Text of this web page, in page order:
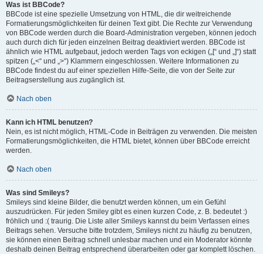
Was ist BBCode?
BBCode ist eine spezielle Umsetzung von HTML, die dir weitreichende
Formatierungsmöglichkeiten für deinen Text gibt. Die Rechte zur Verwendung
von BBCode werden durch die Board-Administration vergeben, können jedoch
auch durch dich für jeden einzelnen Beitrag deaktiviert werden. BBCode ist
ähnlich wie HTML aufgebaut, jedoch werden Tags von eckigen („[“ und „]“) statt
spitzen („<“ und „>“) Klammern eingeschlossen. Weitere Informationen zu
BBCode findest du auf einer speziellen Hilfe-Seite, die von der Seite zur
Beitragserstellung aus zugänglich ist.
Nach oben
Kann ich HTML benutzen?
Nein, es ist nicht möglich, HTML-Code in Beiträgen zu verwenden. Die meisten
Formatierungsmöglichkeiten, die HTML bietet, können über BBCode erreicht
werden.
Nach oben
Was sind Smileys?
Smileys sind kleine Bilder, die benutzt werden können, um ein Gefühl
auszudrücken. Für jeden Smiley gibt es einen kurzen Code, z. B. bedeutet :)
fröhlich und :( traurig. Die Liste aller Smileys kannst du beim Verfassen eines
Beitrags sehen. Versuche bitte trotzdem, Smileys nicht zu häufig zu benutzen,
sie können einen Beitrag schnell unlesbar machen und ein Moderator könnte
deshalb deinen Beitrag entsprechend überarbeiten oder gar komplett löschen.